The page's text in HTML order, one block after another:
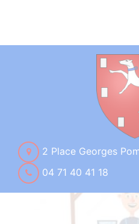
2 Place Georges
04 71 40 41 18